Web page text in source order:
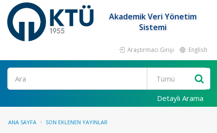
Akademik Veri Yönetim
Sistemi
Araştırmacı Girişi English
Ara
Detaylı Arama
ANA SAYFA SON EKLENEN YAYINLAR